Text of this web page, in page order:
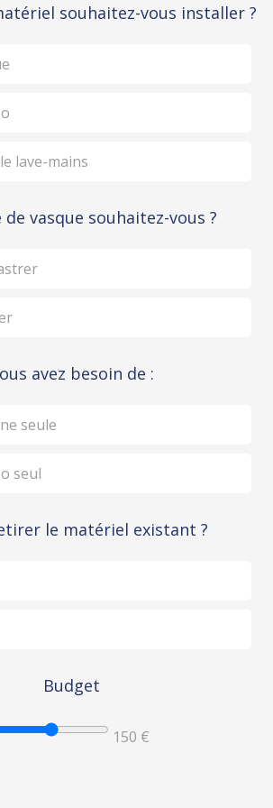
souhaitez-vous installer ?
lave-mains
vasque souhaitez-vous ?
avez besoin de :
seule
seul
le matériel existant ?
Budget
150 €